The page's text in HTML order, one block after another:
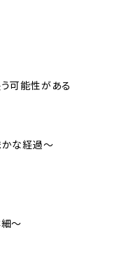
可能性がある
な経過～
～